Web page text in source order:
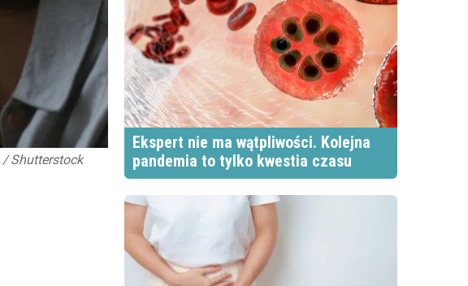
/ Shutterstock
Ekspert nie ma wątpliwości. Kolejna
pandemia to tylko kwestia czasu